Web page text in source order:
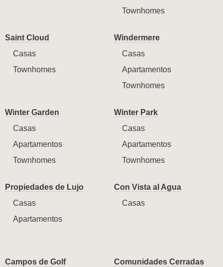
Townhomes
Saint Cloud
Casas
Townhomes
Windermere
Casas
Apartamentos
Townhomes
Winter Garden
Casas
Apartamentos
Townhomes
Winter Park
Casas
Apartamentos
Townhomes
Propiedades de Lujo
Casas
Apartamentos
Con Vista al Agua
Casas
Campos de Golf
Comunidades Cerradas